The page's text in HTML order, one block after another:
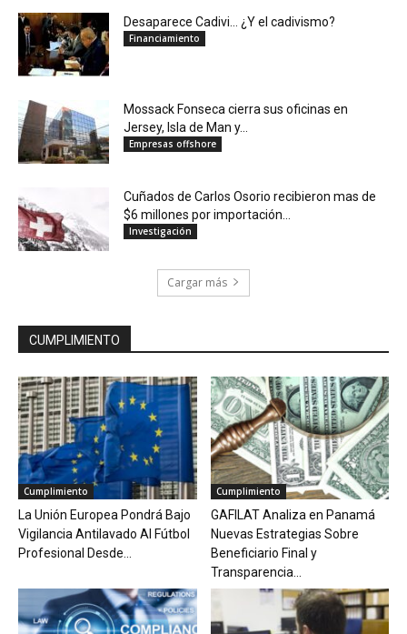
Desaparece Cadivi… ¿Y el cadivismo?
Financiamiento
Mossack Fonseca cierra sus oficinas en
Jersey, Isla de Man y...
Empresas offshore
Cuñados de Carlos Osorio recibieron mas de
$6 millones por importación...
Investigación
Cargar más
CUMPLIMIENTO
Cumplimiento
La Unión Europea Pondrá Bajo
Vigilancia Antilavado Al Fútbol
Profesional Desde...
Cumplimiento
GAFILAT Analiza en Panamá
Nuevas Estrategias Sobre
Beneficiario Final y
Transparencia...